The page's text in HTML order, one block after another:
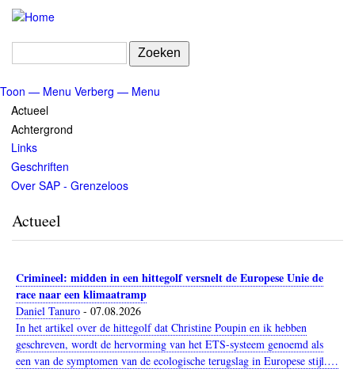
Overslaan
naar
gaan
Zoeken
Menu
Toon — Menu Verberg — Menu
Actueel
Achtergrond
Links
Geschriften
Over SAP - Grenzeloos
Actueel
Crimineel: midden in een hittegolf versnelt de Europese Unie de
race naar een klimaatramp
Daniel Tanuro - 07.08.2026
In het artikel over de hittegolf dat Christine Poupin en ik hebben
geschreven, wordt de hervorming van het ETS-systeem genoemd als
een van de symptomen van de ecologische terugslag in Europese stijl.…